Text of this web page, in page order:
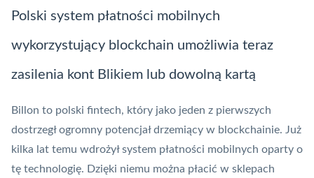
Polski system płatności mobilnych
wykorzystujący blockchain umożliwia teraz
zasilenia kont Blikiem lub dowolną kartą
Billon to polski fintech, który jako jeden z pierwszych
dostrzegł ogromny potencjał drzemiący w blockchainie. Już
kilka lat temu wdrożył system płatności mobilnych oparty o
tę technologię. Dzięki niemu można płacić w sklepach